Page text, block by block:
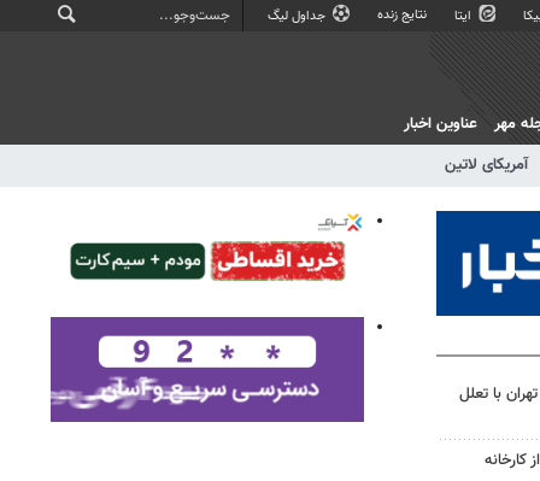
ایتا نتایج زنده جداول لیگ
آمریکای لاتین
مهر عناوین اخبار
با تعلل
کارخانه